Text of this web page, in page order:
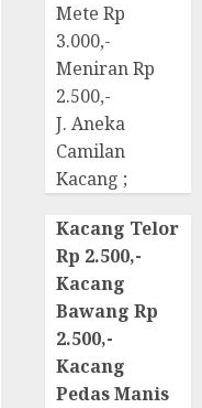
Mete Rp
3.000,-
Meniran Rp
2.500,-
J. Aneka
Camilan
Kacang ;
Kacang Telor
Rp 2.500,-
Kacang
Bawang Rp
2.500,-
Kacang
Pedas Manis